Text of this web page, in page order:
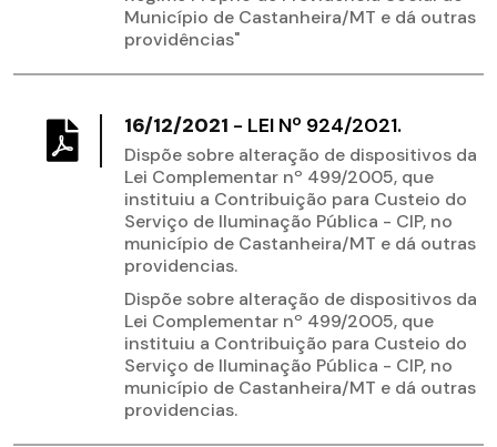
Município de Castanheira/MT e dá outras
providências"
16/12/2021 - LEI Nº 924/2021.
Dispõe sobre alteração de dispositivos da
Lei Complementar nº 499/2005, que
instituiu a Contribuição para Custeio do
Serviço de Iluminação Pública - CIP, no
município de Castanheira/MT e dá outras
providencias.
Dispõe sobre alteração de dispositivos da
Lei Complementar nº 499/2005, que
instituiu a Contribuição para Custeio do
Serviço de Iluminação Pública - CIP, no
município de Castanheira/MT e dá outras
providencias.